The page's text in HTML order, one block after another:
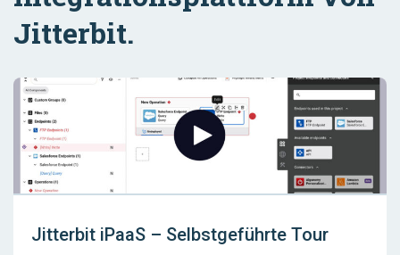
Jitterbit.
Jitterbit iPaaS – Selbstgeführte Tour